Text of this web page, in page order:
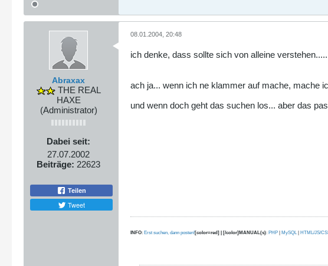
Abraxax
THE REAL
HAXE
(Administrator)
Dabei seit:
27.07.2002
Beiträge: 22623
Teilen
Tweet
08.01.2004, 20:48
ich denke, dass sollte sich von alleine verstehen.....
ach ja... wenn ich ne klammer auf mache, mache
und wenn doch geht das suchen los... aber das
INFO: Erst suchen, dann posten![color=red] | [/color]MANUAL(s): PHP MySQL| HTML/JS/